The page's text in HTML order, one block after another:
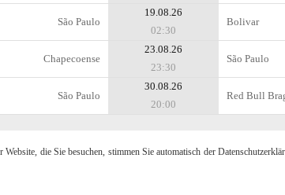
São Paulo
19.08.26
02:30
Bolivar
Chapecoense
23.08.26
23:30
São Paulo
São Paulo
30.08.26
20:00
Red Bull
die Sie besuchen, stimmen Sie automatisch der